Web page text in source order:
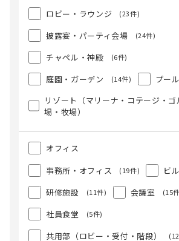
ロビー・ラウンジ (23件)
披露宴・パーティ会場 (24件)
チャペル・神殿 (6件)
庭園・ガーデン (14件) プール
リゾート（マリーナ・コテージ・ゴ
場・牧場）
オフィス
事務所・オフィス
(19件) ビル
研修施設 (11件) 会議室 (15
社員食堂 (5件)
共用部（ロビー・受付・階段）